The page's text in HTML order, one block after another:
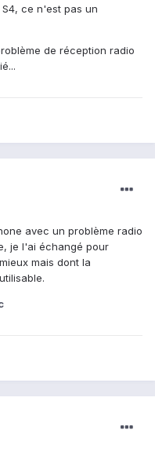
ce n'est pas un
de réception radio
avec un problème radio
je l'ai échangé pour
mais dont la